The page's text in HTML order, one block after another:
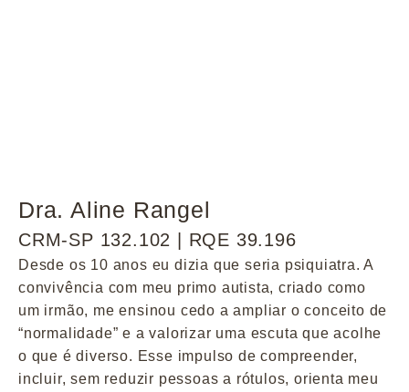
Dra. Aline Rangel
CRM-SP 132.102 | RQE 39.196
Desde os 10 anos eu dizia que seria psiquiatra. A
convivência com meu primo autista, criado como
um irmão, me ensinou cedo a ampliar o conceito de
“normalidade” e a valorizar uma escuta que acolhe
o que é diverso. Esse impulso de compreender,
incluir, sem reduzir pessoas a rótulos, orienta meu